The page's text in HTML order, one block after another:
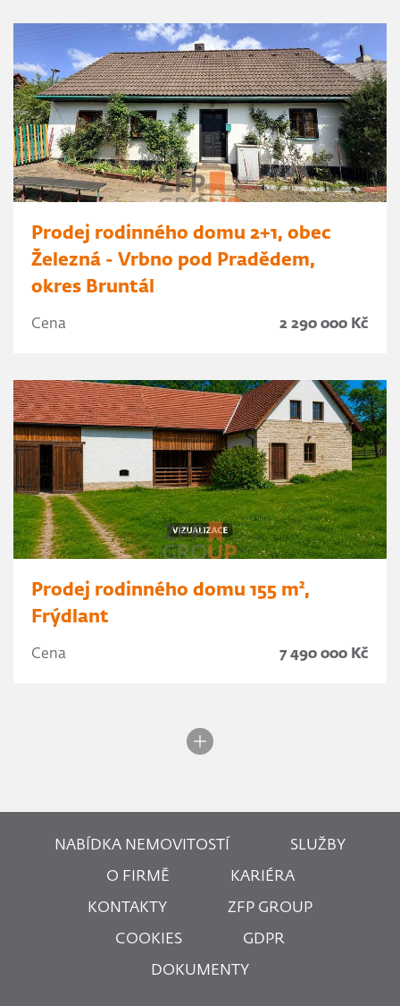
Prodej rodinného domu 2+1, obec
Železná - Vrbno pod Pradědem,
okres Bruntál
Cena 2 290 000 Kč
Prodej rodinného domu 155 m²,
Frýdlant
Cena 7 490 000 Kč
NABÍDKA NEMOVITOSTÍ SLUŽBY
O FIRMĚ KARIÉRA
KONTAKTY ZFP GROUP
COOKIES GDPR
DOKUMENTY